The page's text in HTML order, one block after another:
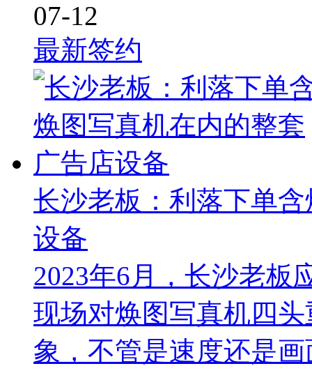
07-12
最新签约
长沙老板：利落下单
设备
2023年6月，长沙老板
现场对焕图写真机四
象，不管是速度还是